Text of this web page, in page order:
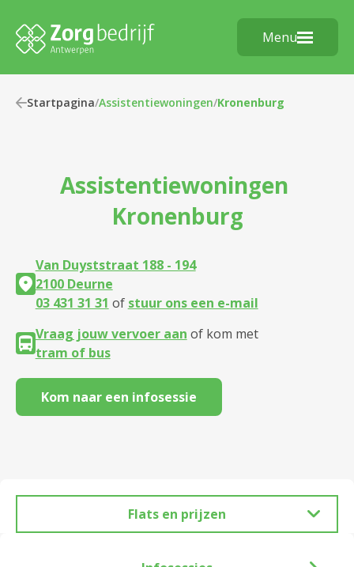
Menu
Startpagina/Assistentiewoningen/Kronenburg
Assistentiewoningen
Kronenburg
Van Duyststraat 188 - 194
2100 Deurne
03 431 31 31 of stuur ons een e-mail
Vraag jouw vervoer aan of kom met
tram of bus
Kom naar een infosessie
Flats en prijzen